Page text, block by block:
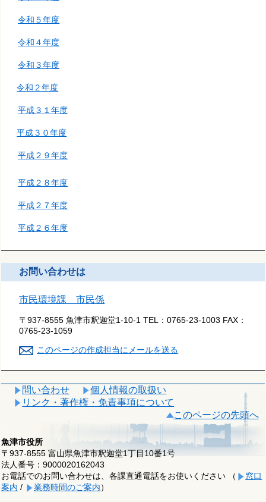
令和５年度
令和４年度
令和３年度
令和２年度
平成３１年度
平成３０年度
平成２９年度
平成２８年度
平成２７年度
平成２６年度
お問い合わせは
市民環境課 市民係
〒937-8555 魚津市釈迦堂1-10-1 TEL：0765-23-1003 FAX：
0765-23-1059
このページの作成担当にメールを送る
問い合わせ
個人情報の取扱い
リンク・著作権・免責事項について
このページの先頭へ
魚津市役所
〒937-8555 富山県魚津市釈迦堂1丁目10番1号
法人番号：9000020162043
お電話でのお問い合わせは、各課直通電話をお使いください （
窓口
案内 / 業務時間のご案内）